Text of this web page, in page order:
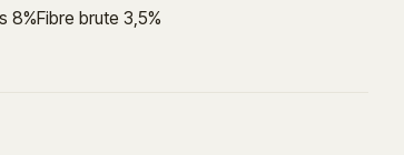
brute 3,5%